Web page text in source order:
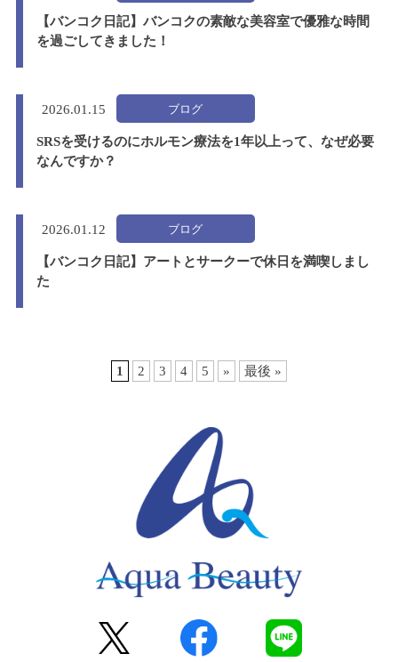
【バンコク日記】バンコクの素敵な美容室で優雅な時間
を過ごしてきました！
2026.01.15 ブログ
SRSを受けるのにホルモン療法を1年以上って、なぜ必要
なんですか？
2026.01.12 ブログ
【バンコク日記】アートとサークーで休日を満喫しまし
た
1 2 3 4 5 » 最後 »